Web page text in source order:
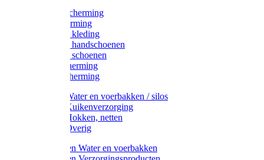
Gehoorbescherming
Oogbescherming
Disposable kleding
Disposable handschoenen
Disposable schoenen
Mondbescherming
Hoofdbescherming
Pluimvee Water en voerbakken / silos
Pluimvee Kuikenverzorging
Pluimvee Hokken, netten
Pluimvee Overig
Knaagdieren Water en voerbakken